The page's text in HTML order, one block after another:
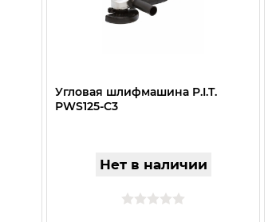
Угловая шлифмашина P.I.T.
РWS125-C3
Нет в наличии